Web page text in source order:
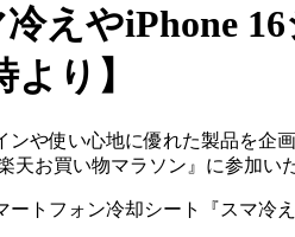
えやiPhone
り】
や使い心地に優れた製品を企
天お買い物マラソン』に参加い
トフォン冷却シート『スマ冷